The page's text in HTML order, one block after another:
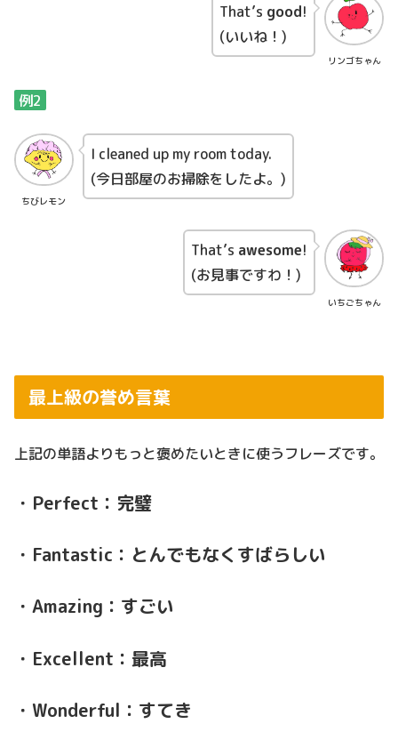
リンゴちゃん
That’s good!
(いいね！)
例2
ちびレモン
I cleaned up my room today.
(今日部屋のお掃除をしたよ。)
いちごちゃん
That’s awesome!
(お見事ですわ！)
最上級の誉め言葉
上記の単語よりもっと褒めたいときに使うフレーズです。
・Perfect：完璧
・Fantastic：とんでもなくすばらしい
・Amazing：すごい
・Excellent：最高
・Wonderful：すてき